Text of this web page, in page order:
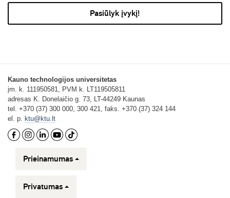
Pasiūlyk įvykį!
Kauno technologijos universitetas
įm. k. 111950581, PVM k. LT119505811
adresas K. Donelaičio g. 73, LT-44249 Kaunas
tel. +370 (37) 300 000, 300 421, faks. +370 (37) 324 144
el. p. ktu@ktu.lt
Prieinamumas
Privatumas